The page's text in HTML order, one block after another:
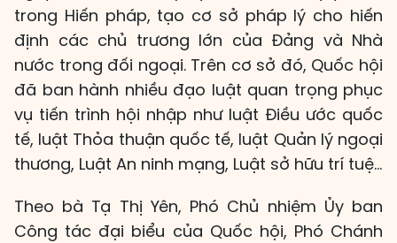
trong Hiến pháp, tạo cơ sở pháp lý cho hiến
định các chủ trương lớn của Đảng và Nhà
nước trong đối ngoại. Trên cơ sở đó, Quốc hội
đã ban hành nhiều đạo luật quan trọng phục
vụ tiến trình hội nhập như luật Điều ước quốc
tế, luật Thỏa thuận quốc tế, luật Quản lý ngoại
thương, Luật An ninh mạng, Luật sở hữu trí tuệ…
Theo bà Tạ Thị Yên, Phó Chủ nhiệm Ủy ban
Công tác đại biểu của Quốc hội, Phó Chánh